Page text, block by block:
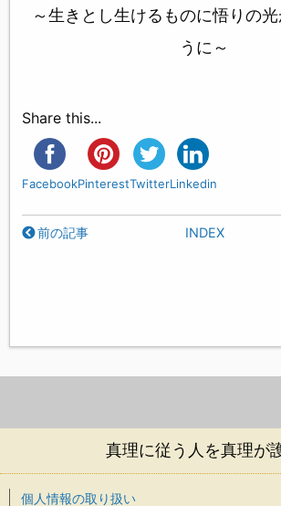
～生きとし生けるものに悟りの
うに～
Share this...
FacebookPinterestTwitterLinkedin
前の記事 INDEX
真理に従う人を真理が
個人情報の取り扱い